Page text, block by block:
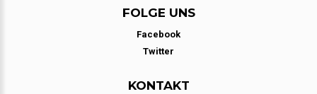
FOLGE UNS
Facebook
Twitter
KONTAKT